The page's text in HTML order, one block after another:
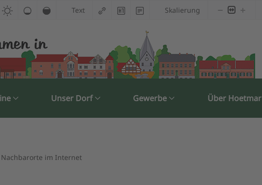
Text Skalierung
Unser Dorf Gewerbe Über Hoetmar
Nachbarorte im Internet